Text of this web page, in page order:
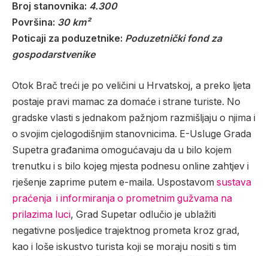
Broj stanovnika: 4.300
Površina: 30 km²
Poticaji za poduzetnike: Poduzetnički fond za
gospodarstvenike
Otok Brač treći je po veličini u Hrvatskoj, a preko ljeta
postaje pravi mamac za domaće i strane turiste. No
gradske vlasti s jednakom pažnjom razmišljaju o njima i
o svojim cjelogodišnjim stanovnicima. E-Usluge Grada
Supetra građanima omogućavaju da u bilo kojem
trenutku i s bilo kojeg mjesta podnesu online zahtjev i
rješenje zaprime putem e-maila. Uspostavom sustava
praćenja i informiranja o prometnim gužvama na
prilazima luci, Grad Supetar odlučio je ublažiti
negativne posljedice trajektnog prometa kroz grad,
kao i loše iskustvo turista koji se moraju nositi s tim